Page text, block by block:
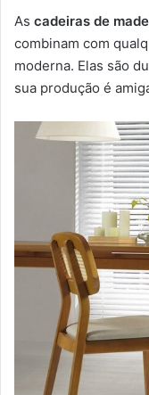
As cadeiras de
combinam com
moderna. Elas são
sua produção é